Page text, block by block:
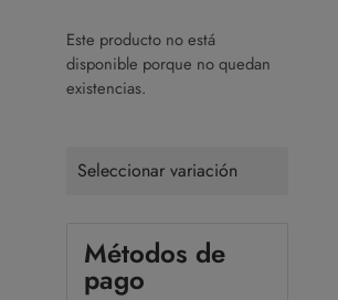
Este producto no está
disponible porque no quedan
existencias.
Seleccionar variación
Métodos de
pago